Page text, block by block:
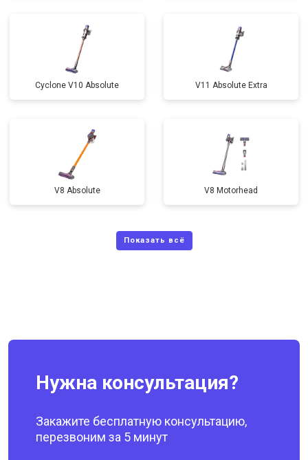
Cyclone V10 Absolute V11 Absolute Extra
V8 Absolute V8 Motorhead
Нужна консультация?
Закажите бесплатную консультацию,
перезвоним за 5 минут